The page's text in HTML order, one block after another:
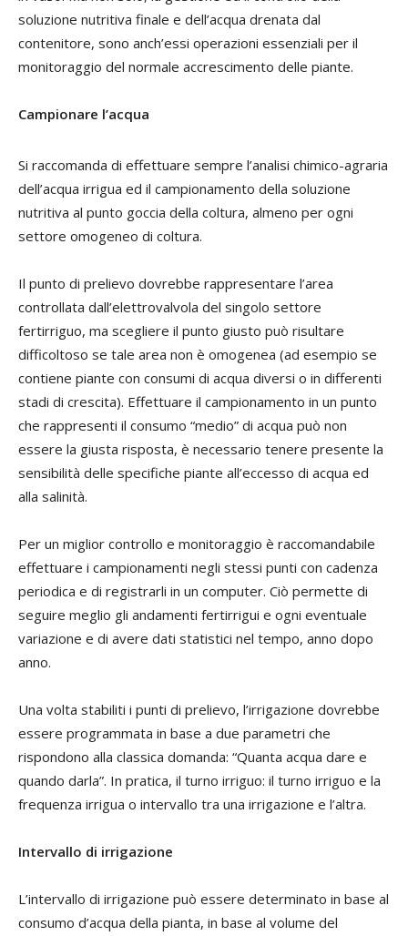
soluzione nutritiva finale e dell’acqua drenata dal
contenitore, sono anch’essi operazioni essenziali per il
monitoraggio del normale accrescimento delle piante.
Campionare l’acqua
Si raccomanda di effettuare sempre l’analisi chimico-agraria
dell’acqua irrigua ed il campionamento della soluzione
nutritiva al punto goccia della coltura, almeno per ogni
settore omogeneo di coltura.
Il punto di prelievo dovrebbe rappresentare l’area
controllata dall’elettrovalvola del singolo settore
fertirriguo, ma scegliere il punto giusto può risultare
difficoltoso se tale area non è omogenea (ad esempio se
contiene piante con consumi di acqua diversi o in differenti
stadi di crescita). Effettuare il campionamento in un punto
che rappresenti il consumo “medio” di acqua può non
essere la giusta risposta, è necessario tenere presente la
sensibilità delle specifiche piante all’eccesso di acqua ed
alla salinità.
Per un miglior controllo e monitoraggio è raccomandabile
effettuare i campionamenti negli stessi punti con cadenza
periodica e di registrarli in un computer. Ciò permette di
seguire meglio gli andamenti fertirrigui e ogni eventuale
variazione e di avere dati statistici nel tempo, anno dopo
anno.
Una volta stabiliti i punti di prelievo, l’irrigazione dovrebbe
essere programmata in base a due parametri che
rispondono alla classica domanda: “Quanta acqua dare e
quando darla”. In pratica, il turno irriguo: il turno irriguo e la
frequenza irrigua o intervallo tra una irrigazione e l’altra.
Intervallo di irrigazione
L’intervallo di irrigazione può essere determinato in base al
consumo d’acqua della pianta, in base al volume del